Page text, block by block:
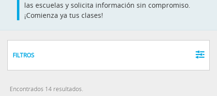
las escuelas y solicita información sin compromiso.
¡Comienza ya tus clases!
FILTROS
Encontrados 14 resultados.